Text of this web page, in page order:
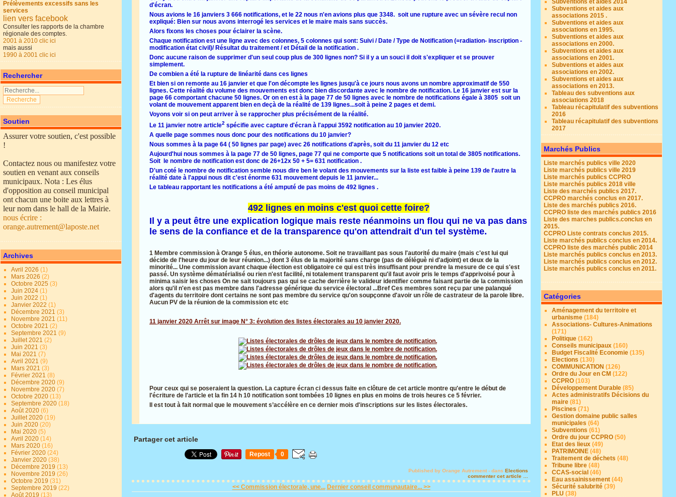
Prélèvements excessifs sans les
services
lien vers facebook
Consulter les rapports de la chambre
régionale des comptes.
2001 à 2010 clic ici
mais aussi
1990 à 2001 clic ici
Rechercher
Soutien
Assurer votre soutien, c'est possible
!
Contactez nous ou manifestez votre
soutien en venant aux conseils
municipaux. Nota : Les élus
d'opposition au conseil municipal
ont chacun une boite aux lettres à
leur nom dans le hall de la Mairie.
nous écrire :
orange.autrement@laposte.net
Archives
Avril 2026(1)
Mars 2026(2)
Octobre 2025(3)
Juin 2024(1)
Juin 2022(1)
Janvier 2022(1)
Décembre 2021(3)
Novembre 2021(11)
Octobre 2021(2)
Septembre 2021(9)
Juillet 2021(2)
Juin 2021(3)
Mai 2021(7)
Avril 2021(9)
Mars 2021(3)
Février 2021(8)
Décembre 2020(9)
Novembre 2020(7)
Octobre 2020(13)
Septembre 2020(18)
Août 2020(6)
Juillet 2020(19)
Juin 2020(20)
Mai 2020(5)
Avril 2020(14)
Mars 2020(16)
Février 2020(24)
Janvier 2020(38)
Décembre 2019(13)
Novembre 2019(26)
Octobre 2019(31)
Septembre 2019(22)
Août 2019(13)
d'écran.
Nous avions le 16 janviers 3 666 notifications, et le 22 nous n'en avions plus que 3348. soit une rupture avec un sévère recul non
expliqué: Bien sur nous avons interrogé les services et le maire mais sans succès.
Alors fixons les choses pour éclairer la scène.
Chaque notification est une ligne avec des colonnes, 5 colonnes qui sont: Suivi / Date / Type de Notification (=radiation- inscription -
modification état civil)/ Résultat du traitement / et Détail de la notification .
Donc aucune raison de supprimer d'un seul coup plus de 300 lignes non? Si il y a un souci il doit s'expliquer et se prouver
simplement.
De combien a été la rupture de linéarité dans ces lignes
Et bien si on remonte au 16 janvier et que l'on décompte les lignes jusqu'à ce jours nous avons un nombre approximatif de 550
lignes. Cette réalité du volume des mouvements est donc bien discordante avec le nombre de notification. Le 16 janvier est sur la
page 66 comportant chacune 50 lignes. Or on en est à la page 77 de 50 lignes avec le nombre de notifications égale à 3805 soit un
volant de mouvement apparent bien en deçà de la réalité de 139 lignes...soit à peine 2 pages et demi.
Voyons voir si on peut arriver à se rapprocher plus précisément de la réalité.
Le 11 janvier notre article2 spécifie avec capture d'écran à l'appui 3592 notification au 10 janvier 2020.
A quelle page sommes nous donc pour des notifications du 10 janvier?
Nous sommes à la page 64 ( 50 lignes par page) avec 26 notifications d'après, soit du 11 janvier du 12 etc
Aujourd'hui nous sommes à la page 77 de 50 lignes, page 77 qui ne comporte que 5 notifications soit un total de 3805 notifications.
Soit le nombre de notification est donc de 26+12x 50 + 5= 631 notification .
D'un coté le nombre de notification semble nous dire ben le volant des mouvements sur la liste est faible à peine 139 de l'autre la
réalité date à l'appui nous dit c'est énorme 631 mouvement depuis le 11 janvier...
Le tableau rapportant les notifications a été amputé de pas moins de 492 lignes .
492 lignes en moins c'est quoi cette foire?
Il y a peut être une explication logique mais reste néanmoins un flou qui ne va pas dans
le sens de la confiance et de la transparence qu'on attendrait d'un tel système.
1 Membre commission à Orange 5 élus, en théorie autonome. Soit ne travaillant pas sous l'autorité du maire (mais c'est lui qui
décide de l'heure du jour de leur réunion...) dont 3 élus de la majorité sans charge (pas de déléguè ni d'adjoint) et deux de la
minorité... Une commission avant chaque élection est obligatoire ce qui est très insuffisant pour prendre la mesure de ce qui s'est
passé. Un système dématérialisé ou rien n'est facilité, ni totalement transparent qu'il faut avoir pris le temps d'apprivoisé pour à
minima saisir les choses On ne sait toujours pas qui se cache derrière le valideur identifier comme faisant partie de la commission
alors qu'il n'en est pas membre dans l'adresse générique du service électoral ...Bref Ces membres sont reçu par une palanqué
d'agents du territoire dont certains ne sont pas membre du service qu'on soupçonne d'avoir un rôle de castrateur de la parole libre.
Aucun PV de la réunion de la commission etc etc
11 janvier 2020 Arrêt sur image N° 3: évolution des listes électorales au 10 janvier 2020.
Pour ceux qui se poseraient la question. La capture écran ci dessus faite en clôture de cet article montre qu'entre le début de
l'écriture de l'article et la fin 14 h 10 notification sont tombées 10 lignes en plus en moins de trois heures ce 5 février.
Il est tout à fait normal que le mouvement s’accélère en ce dernier mois d'inscriptions sur les listes électorales.
Partager cet article
Repost 0
Published by Orange Autrement - dansElections
commenter cet article
<< Commission électorale, une... Dernier conseil communautaire... >>
Subventions et aides 2014
Subventions et aides aux
associations 2015 .
Subventions et aides aux
associations en 1995.
Subventions et aides aux
associations en 2000.
Subventions et aides aux
associations en 2001.
Subventions et aides aux
associations en 2002.
Subventions et aides aux
associations en 2013.
Tableau des subventions aux
associations 2018
Tableau récapitulatif des subventions
2016
Tableau récapitulatif des subventions
2017
Marchés Publics
Liste marchés publics ville 2020
Liste marchés publics ville 2019
Liste marchés publics CCPRO
Liste marchés publics 2018 ville
Liste des marchés publics 2017.
CCPRO marchés conclus en 2017.
Liste des marchés publics 2016.
CCPRO liste des marchés publics 2016
Liste des marches publics.conclus en
2015.
CCPRO Liste contrats conclus 2015.
Liste marchés publics conclus en 2014.
CCPRO liste des marchés public 2014
Liste marchés publics conclus en 2013.
Liste marchés publics conclus en 2012.
Liste marchés publics conclus en 2011.
Catégories
Aménagement du territoire et
urbanisme (184)
Associations- Cultures-Animations
(171)
Politique (162)
Conseils municipaux (160)
Budget Fiscalité Economie (135)
Elections (130)
COMMUNICATION (126)
Ordre du Jour en CM (122)
CCPRO (103)
Développement Durable (85)
Actes administratifs Décisions du
maire (81)
Piscines (71)
Gestion domaine public salles
municipales (64)
Subventions (61)
Ordre du jour CCPRO (50)
Etat des lieux (49)
PATRIMOINE (48)
Traitement de déchets (48)
Tribune libre (48)
CCAS-social (46)
Eau assainissement (44)
Sécurité salubrité (39)
PLU (38)